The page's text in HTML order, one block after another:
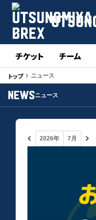
チケット チーム
トップkeyboard_arrow_right ニュース
NEWSニュース
keyboard_arrow_left keyboard_arrow_right